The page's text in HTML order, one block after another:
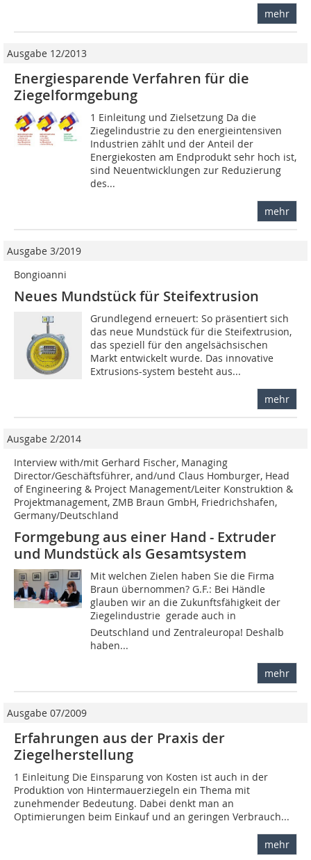
mehr
Ausgabe 12/2013
Energiesparende Verfahren für die
Ziegelformgebung
1 Einleitung und Zielsetzung Da die
Ziegelindustrie zu den energieintensiven
Industrien zählt und der Anteil der
Energiekosten am Endprodukt sehr hoch ist,
sind Neuentwicklungen zur Reduzierung
des...
mehr
Ausgabe 3/2019
Bongioanni
Neues Mundstück für Steifextrusion
Grundlegend erneuert: So präsentiert sich
das neue Mundstück für die Steifextrusion,
das speziell für den angelsächsischen
Markt entwickelt wurde. Das innovative
Extrusions-system besteht aus...
mehr
Ausgabe 2/2014
Interview with/mit Gerhard Fischer, Managing
Director/Geschäftsführer, and/und Claus Homburger, Head
of Engineering & Project Management/Leiter Konstruktion &
Projektmanagement, ZMB Braun GmbH, Friedrichshafen,
Germany/Deutschland
Formgebung aus einer Hand - Extruder
und Mundstück als Gesamtsystem
Mit welchen Zielen haben Sie die Firma
Braun übernommen? G.F.: Bei Händle
glauben wir an die Zukunftsfähigkeit der
Ziegelindustrie  gerade auch in
Deutschland und Zentraleuropa! Deshalb
haben...
mehr
Ausgabe 07/2009
Erfahrungen aus der Praxis der
Ziegelherstellung
1 Einleitung Die Einsparung von Kosten ist auch in der
Produktion von Hintermauerziegeln ein Thema mit
zunehmender Bedeutung. Dabei denkt man an
Optimierungen beim Einkauf und an geringen Verbrauch...
mehr